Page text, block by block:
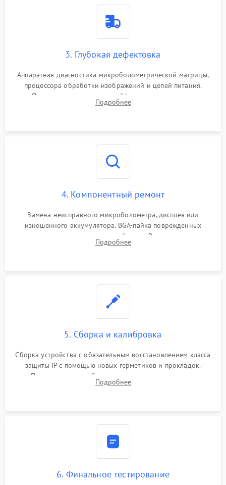
3. Глубокая дефектовка
Аппаратная диагностика микроболометрической матрицы,
процессора обработки изображений и цепей питания.
Проверка целостности шлейфов, модуля памяти и
интерфейсов связи. Выявление сгоревших SMD-компонентов
Подробнее
4. Компонентный ремонт
Замена неисправного микроболометра, дисплея или
изношенного аккумулятора. BGA-пайка поврежденных
контроллеров на материнской плате. Восстановление
разъемов и кнопок, замена поврежденных элементов
Подробнее
5. Сборка и калибровка
Сборка устройства с обязательным восстановлением класса
защиты IP с помощью новых герметиков и прокладок.
Программная калибровка матрицы по эталонному
абсолютно черному телу для точного измерения температур.
Подробнее
6. Финальное тестирование